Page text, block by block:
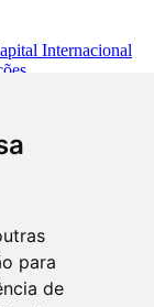
para
de
Internacional
Mobiliários
SFN
de
e